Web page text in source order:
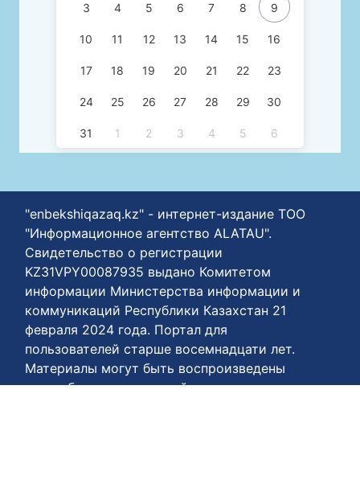
3 4 5 6 7 8 9
10 11 12 13 14 15 16
17 18 19 20 21 22 23
24 25 26 27 28 29 30
31 1 2 3 4 5 6
"enbekshiqazaq.kz" - интернет-издание ТОО
"Информационное агентство ALATAU".
Свидетельство о регистрации
KZ31VPY00087935 выдано Комитетом
информации Министерства информации и
коммуникаций Республики Казахстан 21
февраля 2024 года. Портал для
пользователей старше восемнадцати лет.
Материалы могут быть воспроизведены
при соблюдении условий использования.